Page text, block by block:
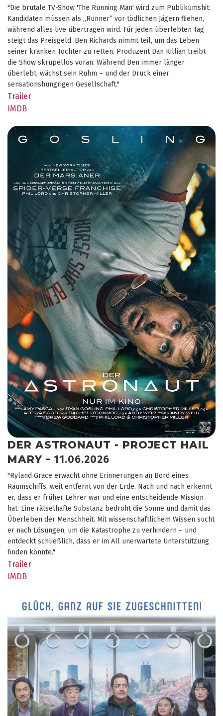
"Die brutale TV-Show 'The Running Man' wird zum Publikumshit:
Kandidaten müssen als „Runner“ vor tödlichen Jägern fliehen,
während alles live übertragen wird. Für jeden überlebten Tag
steigt das Preisgeld. Ben Richards nimmt teil, um das Leben
seiner kranken Tochter zu retten. Produzent Dan Killian treibt
die Show skrupellos voran. Während Ben immer länger
überlebt, wächst sein Ruhm – und der Druck einer
sensationshungrigen Gesellschaft."
Trailer
IMDB
DER ASTRONAUT - PROJECT HAIL
MARY - 11.06.2026
"Ryland Grace erwacht ohne Erinnerungen an Bord eines
Raumschiffs, weit entfernt von der Erde. Nach und nach erkennt
er, dass er früher Lehrer war und eine entscheidende Mission
hat: Eine rätselhafte Substanz bedroht die Sonne und damit das
Überleben der Menschheit. Mit wissenschaftlichem Wissen sucht
er nach Lösungen, um die Katastrophe zu verhindern – und
entdeckt schließlich, dass er im All unerwartete Unterstützung
finden könnte."
Trailer
IMDB